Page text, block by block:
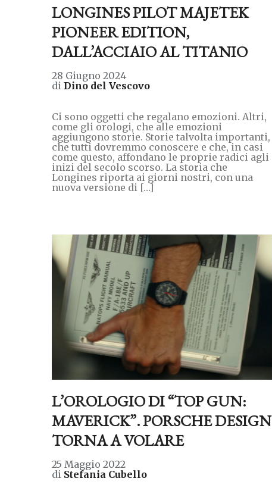
LONGINES PILOT MAJETEK
PIONEER EDITION,
DALL’ACCIAIO AL TITANIO
28 Giugno 2024
di Dino del Vescovo
Ci sono oggetti che regalano emozioni. Altri,
come gli orologi, che alle emozioni
aggiungono storie. Storie talvolta importanti,
che tutti dovremmo conoscere e che, in casi
come questo, affondano le proprie radici agli
inizi del secolo scorso. La storia che
Longines riporta ai giorni nostri, con una
nuova versione di […]
L’OROLOGIO DI “TOP GUN:
MAVERICK”. PORSCHE DESIGN
TORNA A VOLARE
25 Maggio 2022
di Stefania Cubello